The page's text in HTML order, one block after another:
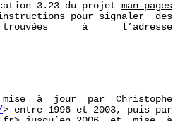
3.23 du projet
man-pages
pour signaler  des
à      l’adresse
à  jour  par  Christophe
> entre 1996 et 2003, puis par